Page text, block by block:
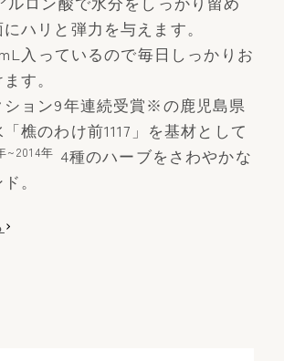
ハリと弾力を与えます。
入っているので毎日しっかりお
す。
ション9年連続受賞※の鹿児島県
樵のわけ前1117」を基材として
~2014年 4種のハーブをさわやかな
。